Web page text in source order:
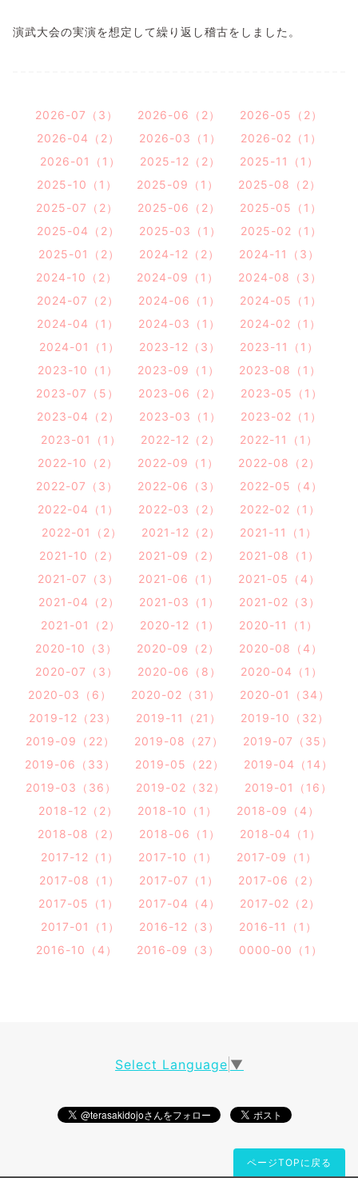
演武大会の実演を想定して繰り返し稽古をしました。
2026-07（3） 2026-06（2）
2026-05（2）
2026-04（2）
2026-03（1）
2026-02（1）
2026-01（1）
2025-12（2）
2025-11（1）
2025-10（1）
2025-09（1）
2025-08（2）
2025-07（2）
2025-06（2）
2025-05（1）
2025-04（2）
2025-03（1）
2025-02（1）
2025-01（2）
2024-12（2）
2024-11（3）
2024-10（2）
2024-09（1）
2024-08（3）
2024-07（2）
2024-06（1）
2024-05（1）
2024-04（1）
2024-03（1）
2024-02（1）
2024-01（1）
2023-12（3）
2023-11（1）
2023-10（1）
2023-09（1）
2023-08（1）
2023-07（5）
2023-06（2）
2023-05（1）
2023-04（2）
2023-03（1）
2023-02（1）
2023-01（1）
2022-12（2）
2022-11（1）
2022-10（2）
2022-09（1）
2022-08（2）
2022-07（3）
2022-06（3）
2022-05（4）
2022-04（1）
2022-03（2）
2022-02（1）
2022-01（2）
2021-12（2）
2021-11（1）
2021-10（2）
2021-09（2）
2021-08（1）
2021-07（3）
2021-06（1）
2021-05（4）
2021-04（2）
2021-03（1）
2021-02（3）
2021-01（2）
2020-12（1）
2020-11（1）
2020-10（3）
2020-09（2）
2020-08（4）
2020-07（3）
2020-06（8）
2020-04（1）
2020-03（6）
2020-02（31）
2020-01（34）
2019-12（23）
2019-11（21）
2019-10（32）
2019-09（22）
2019-08（27）
2019-07（35）
2019-06（33）
2019-05（22）
2019-04（14）
2019-03（36）
2019-02（32）
2019-01（16）
2018-12（2）
2018-10（1）
2018-09（4）
2018-08（2）
2018-06（1）
2018-04（1）
2017-12（1）
2017-10（1）
2017-09（1）
2017-08（1）
2017-07（1）
2017-06（2）
2017-05（1）
2017-04（4）
2017-02（2）
2017-01（1）
2016-12（3）
2016-11（1）
2016-10（4）
2016-09（3） 0000-00（1）
Select Language ▼
ページTOPに戻る